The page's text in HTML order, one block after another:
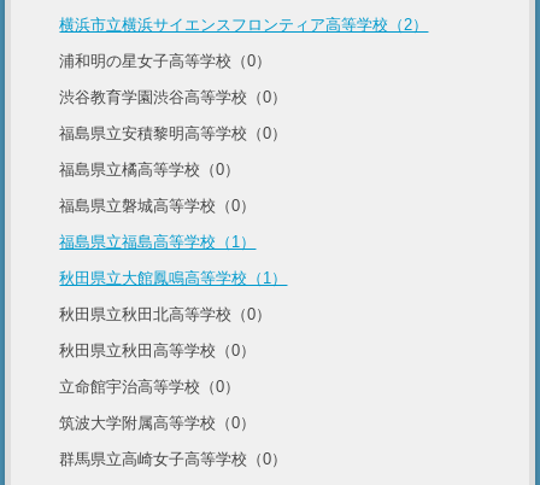
横浜市立横浜サイエンスフロンティア高等学校（2）
浦和明の星女子高等学校（0）
渋谷教育学園渋谷高等学校（0）
福島県立安積黎明高等学校（0）
福島県立橘高等学校（0）
福島県立磐城高等学校（0）
福島県立福島高等学校（1）
秋田県立大館鳳鳴高等学校（1）
秋田県立秋田北高等学校（0）
秋田県立秋田高等学校（0）
立命館宇治高等学校（0）
筑波大学附属高等学校（0）
群馬県立高崎女子高等学校（0）